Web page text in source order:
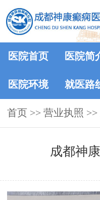
医院首页 医院简
医院环境 就医路
首页 >> 营业执照 >>
成都神